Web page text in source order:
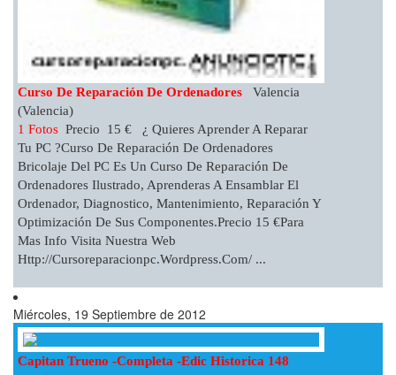
Curso De Reparación De Ordenadores
Valencia
(Valencia)
1 Fotos Precio 15 € ¿ Quieres Aprender A Reparar
Tu PC ?Curso De Reparación De Ordenadores
Bricolaje Del PC Es Un Curso De Reparación De
Ordenadores Ilustrado, Aprenderas A Ensamblar El
Ordenador, Diagnostico, Mantenimiento, Reparación Y
Optimización De Sus Componentes.precio 15 €para
Mas Info Visita Nuestra Web
Http://cursoreparacionpc.wordpress.com/ ...
Miércoles, 19 Septiembre de 2012
Capitan Trueno -completa -edic Historica 148